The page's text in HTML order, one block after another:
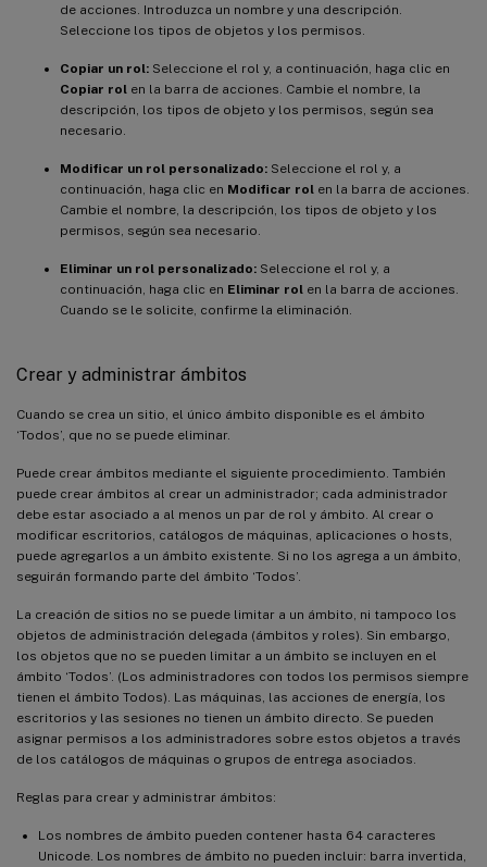
de acciones. Introduzca un nombre y una descripción.
Seleccione los tipos de objetos y los permisos.
Copiar un rol: Seleccione el rol y, a continuación, haga clic en
Copiar rol en la barra de acciones. Cambie el nombre, la
descripción, los tipos de objeto y los permisos, según sea
necesario.
Modificar un rol personalizado: Seleccione el rol y, a
continuación, haga clic en Modificar rol en la barra de acciones.
Cambie el nombre, la descripción, los tipos de objeto y los
permisos, según sea necesario.
Eliminar un rol personalizado: Seleccione el rol y, a
continuación, haga clic en Eliminar rol en la barra de acciones.
Cuando se le solicite, confirme la eliminación.
Crear y administrar ámbitos
Cuando se crea un sitio, el único ámbito disponible es el ámbito
‘Todos’, que no se puede eliminar.
Puede crear ámbitos mediante el siguiente procedimiento. También
puede crear ámbitos al crear un administrador; cada administrador
debe estar asociado a al menos un par de rol y ámbito. Al crear o
modificar escritorios, catálogos de máquinas, aplicaciones o hosts,
puede agregarlos a un ámbito existente. Si no los agrega a un ámbito,
seguirán formando parte del ámbito ‘Todos’.
La creación de sitios no se puede limitar a un ámbito, ni tampoco los
objetos de administración delegada (ámbitos y roles). Sin embargo,
los objetos que no se pueden limitar a un ámbito se incluyen en el
ámbito ‘Todos’. (Los administradores con todos los permisos siempre
tienen el ámbito Todos). Las máquinas, las acciones de energía, los
escritorios y las sesiones no tienen un ámbito directo. Se pueden
asignar permisos a los administradores sobre estos objetos a través
de los catálogos de máquinas o grupos de entrega asociados.
Reglas para crear y administrar ámbitos:
Los nombres de ámbito pueden contener hasta 64 caracteres
Unicode. Los nombres de ámbito no pueden incluir: barra invertida,